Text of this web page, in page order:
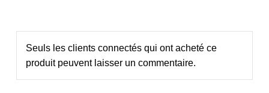
Seuls les clients connectés qui ont acheté ce
produit peuvent laisser un commentaire.